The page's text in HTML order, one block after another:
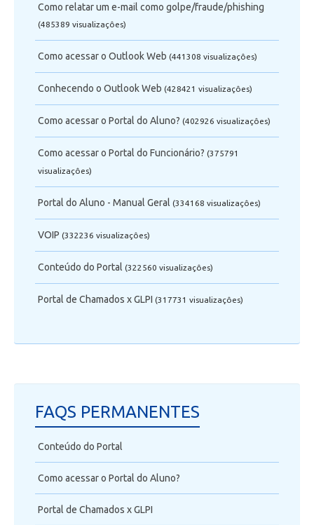
Telefonia
Office 365
Fluig
Feedz
Como relatar um e-mail como golpe/fraude/phishing
(485389 visualizaçôes)
Como acessar o Outlook Web (441308 visualizaçôes)
Conhecendo o Outlook Web (428421 visualizaçôes)
Como acessar o Portal do Aluno? (402926 visualizaçôes)
Como acessar o Portal do Funcionário? (375791
visualizaçôes)
Portal do Aluno - Manual Geral (334168 visualizaçôes)
VOIP (332236 visualizaçôes)
Conteúdo do Portal (322560 visualizaçôes)
Portal de Chamados x GLPI (317731 visualizaçôes)
FAQS PERMANENTES
Conteúdo do Portal
Como acessar o Portal do Aluno?
Portal de Chamados x GLPI